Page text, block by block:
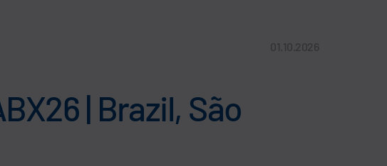
01.10.2026
| Brazil, São